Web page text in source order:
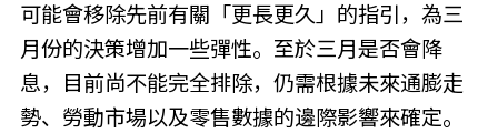
可能會移除先前有關「更長更久」的指引，為三
月份的決策增加一些彈性。至於三月是否會降
息，目前尚不能完全排除，仍需根據未來通膨走
勢、勞動市場以及零售數據的邊際影響來確定。